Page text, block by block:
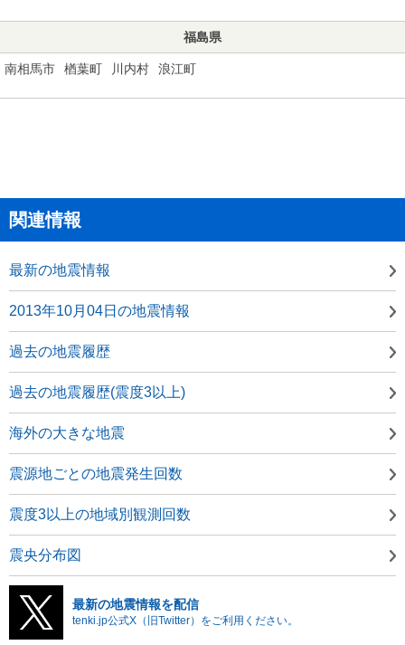
福島県
南相馬市 楢葉町 川内村 浪江町
関連情報
最新の地震情報
2013年10月04日の地震情報
過去の地震履歴
過去の地震履歴(震度3以上)
海外の大きな地震
震源地ごとの地震発生回数
震度3以上の地域別観測回数
震央分布図
最新の地震情報を配信
tenki.jp公式X（旧Twitter）をご利用ください。